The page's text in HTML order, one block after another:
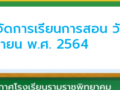
การเรียนการสอน
ยน พ.ศ. 2564